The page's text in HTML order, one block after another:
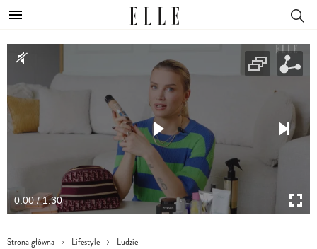
0:00 / 1:30
Strona główna Lifestyle Ludzie